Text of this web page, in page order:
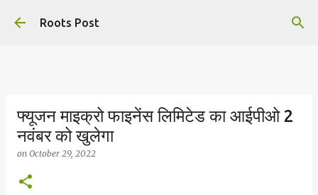
Roots Post
फ्यूजन माइक्रो फाइनेंस लिमिटेड का आईपीओ 2
नवंबर को खुलेगा
on October 29, 2022